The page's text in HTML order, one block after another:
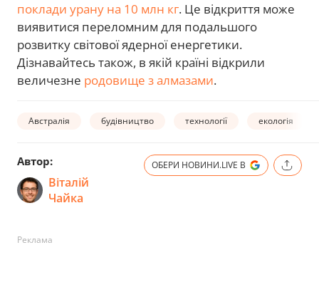
поклади урану на 10 млн кг. Це відкриття може
виявитися переломним для подальшого
розвитку світової ядерної енергетики.
Дізнавайтесь також, в якій країні відкрили
величезне родовище з алмазами.
Австралія будівництво технології екологія
Автор:
Віталій
Чайка
ОБЕРИ НОВИНИ.LIVE В
Реклама